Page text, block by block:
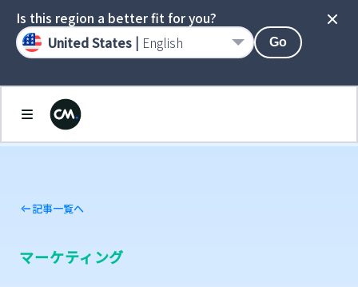
記事一覧へ
マーケティング
Is this region a better fit for you?
United States | English Go